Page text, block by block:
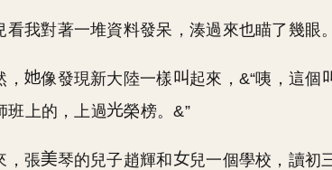
看我對著一堆資料發呆，湊過來也瞄了幾眼。
， 像發現新大陸一樣 起來，&“咦，這個
班上的，上過
榮榜。&”
，張 琴的兒子趙輝和 兒一個學校，讀初